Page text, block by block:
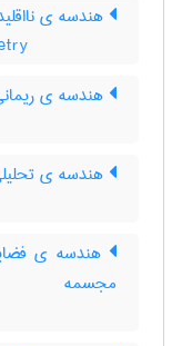
هندسه ی
هندسه ی
هندسه ی
هندسه ی
مجسمه